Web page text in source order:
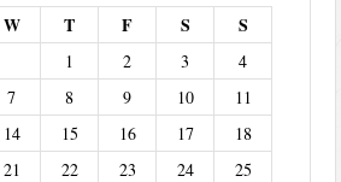
W T F S S
1 2 3
4
7 8 9 10
11
14 15 16 17
18
21 22 23 24
25